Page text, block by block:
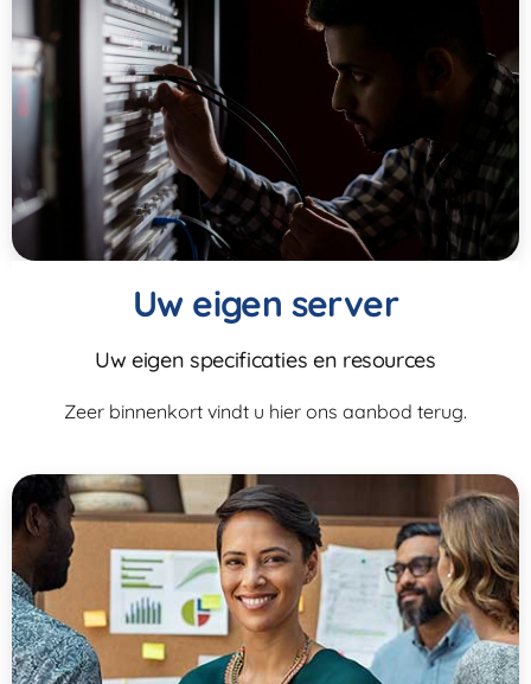
Uw eigen server
Uw eigen specificaties en resources
Zeer binnenkort vindt u hier ons aanbod terug.